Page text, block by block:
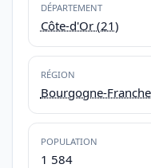
DÉPARTEMENT
Côte-d'Or (21)
RÉGION
Bourgogne-
POPULATION
1 584